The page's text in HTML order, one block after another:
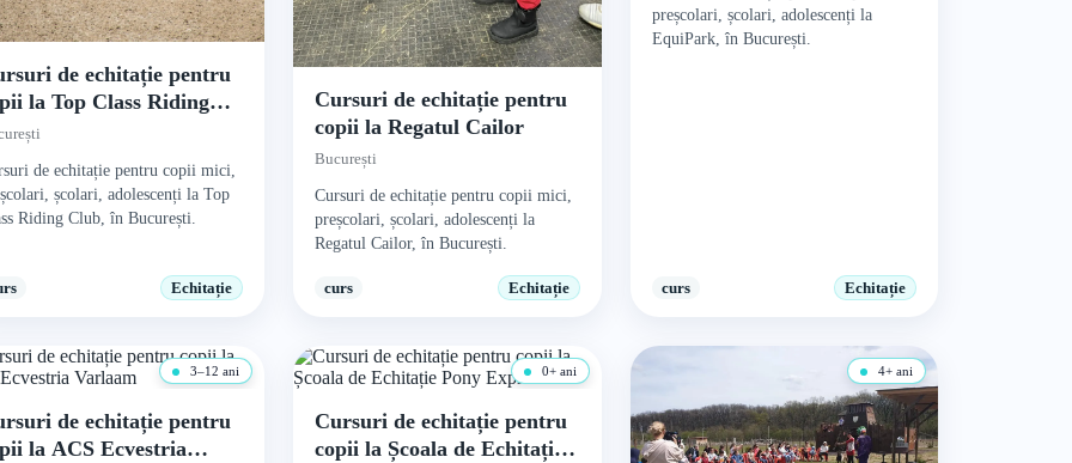
de echitație pentru
la Top Class Riding
de echitație pentru copii mici,
școlari, adolescenți la Top
Riding Club, în București.
Echitație
Cursuri de echitație pentru
copii la Regatul Cailor
București
Cursuri de echitație pentru copii mici,
preșcolari, școlari, adolescenți la
Regatul Cailor, în București.
curs Echitație
preșcolari, școlari, adolescenți la
EquiPark, în București.
curs Echitație
3–12 ani
de echitație pentru
la ACS Ecvestria
0+ ani
Cursuri de echitație pentru
copii la Școala de Echitație
4+ ani